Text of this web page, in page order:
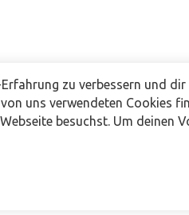
zu verbessern und
uns verwendeten Cookies
besuchst. Um deinen